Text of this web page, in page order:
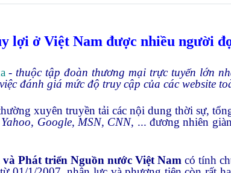
lợi ở Việt Nam được nhiều người
- thuộc tập đoàn thương mại trực tuyến lớn
đánh giá mức độ truy cập của các website
xuyên truyền tải các nội dung thời sự,
Yahoo, Google, MSN, CNN, ... đương nhiên
Phát triển Nguồn nước Việt Nam có tính